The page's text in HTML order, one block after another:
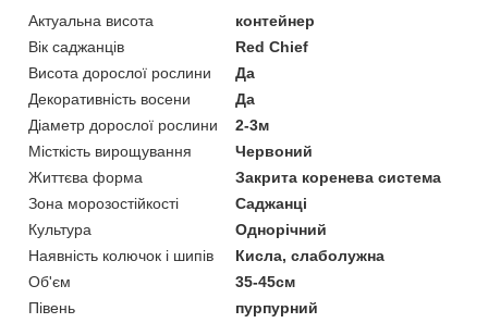
Актуальна висота
контейнер
Вік саджанців
Red Chief
Висота дорослої рослини
Да
Декоративність восени
Да
Діаметр дорослої рослини
2-3м
Місткість вирощування
Червоний
Життєва форма
Закрита коренева система
Зона морозостійкості
Саджанці
Культура
Однорічний
Наявність колючок і шипів
Кисла, слаболужна
Об'єм
35-45см
Півень
пурпурний